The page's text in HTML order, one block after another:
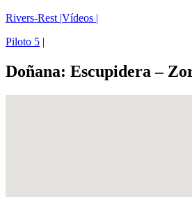
Rivers-Rest |Vídeos |
Piloto 5 |
Doñana: Escupidera –